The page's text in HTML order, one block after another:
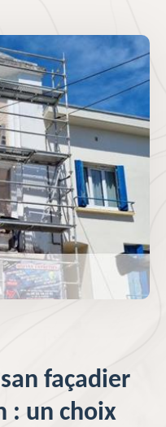
façadier
: un choix